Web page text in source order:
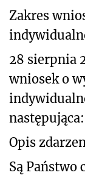
Zakres
28 sierpnia
wniosek o
następująca:
Opis
Są Państwo